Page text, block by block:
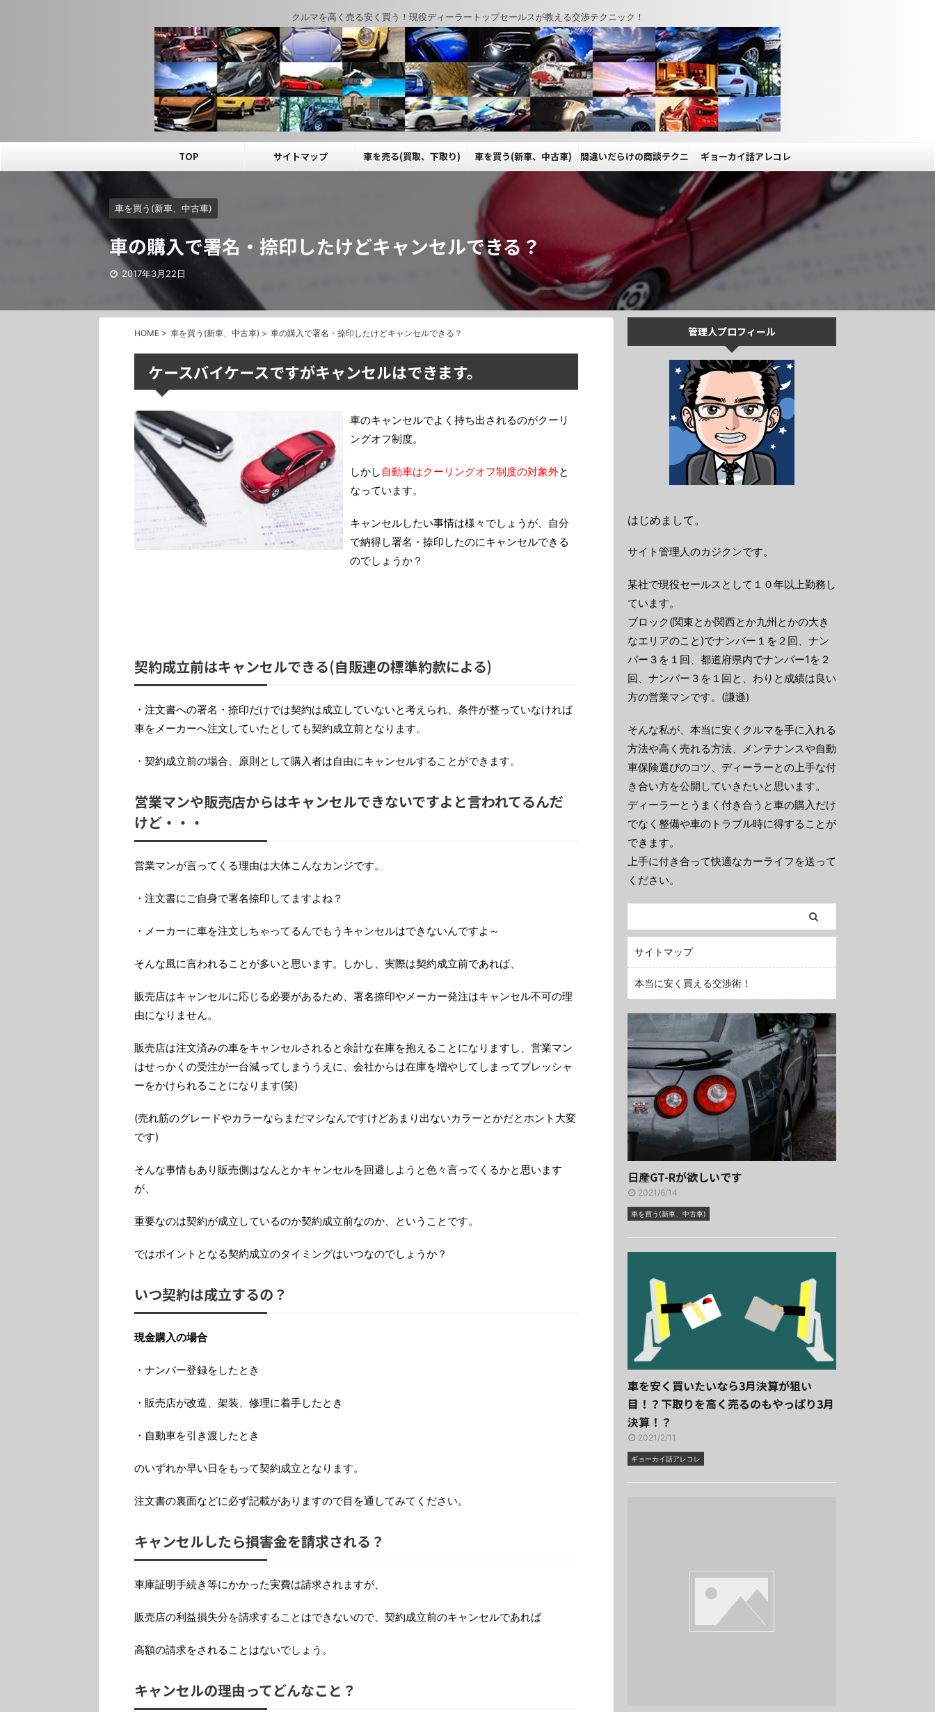
クルマを高く売る安く買う！現役ディーラートップセールスが教える交渉テクニック！
TOP サイトマップ 車を売る(買取、下取り) 車を買う(新車、中古車) 間違いだらけの商談テクニ ギョーカイ話アレコレ
車を買う(新車、中古車)
車の購入で署名・捺印したけどキャンセルできる？
2017年3月22日
HOME > 車を買う(新車、中古車) > 車の購入で署名・捺印したけどキャンセルできる？
ケースバイケースですがキャンセルはできます。
車のキャンセルでよく持ち出されるのがクーリ
ングオフ制度。
しかし 自動車はクーリングオフ制度の対象外と
なっています。
キャンセルしたい事情は様々でしょうが、自分
で納得し署名・捺印したのにキャンセルできる
のでしょうか？
契約成立前はキャンセルできる(自販連の標準約款による)
・注文書への署名・捺印だけでは契約は成立していないと考えられ、条件が整っていなければ
車をメーカーへ注文していたとしても契約成立前となります。
・契約成立前の場合、原則として購入者は自由にキャンセルすることができます。
営業マンや販売店からはキャンセルできないですよと言われてるんだ
けど・・・
営業マンが言ってくる理由は大体こんなカンジです。
・注文書にご自身で署名捺印してますよね？
・メーカーに車を注文しちゃってるんでもうキャンセルはできないんですよ～
そんな風に言われることが多いと思います。しかし、実際は契約成立前であれば、
販売店はキャンセルに応じる必要があるため、署名捺印やメーカー発注はキャンセル不可の理
由になりません。
販売店は注文済みの車をキャンセルされると余計な在庫を抱えることになりますし、営業マン
はせっかくの受注が一台減ってしまううえに、会社からは在庫を増やしてしまってプレッシャ
ーをかけられることになります(笑)
(売れ筋のグレードやカラーならまだマシなんですけどあまり出ないカラーとかだとホント大変
です)
そんな事情もあり販売側はなんとかキャンセルを回避しようと色々言ってくるかと思います
が、
重要なのは契約が成立しているのか契約成立前なのか、ということです。
ではポイントとなる契約成立のタイミングはいつなのでしょうか？
いつ契約は成立するの？
現金購入の場合
・ナンバー登録をしたとき
・販売店が改造、架装、修理に着手したとき
・自動車を引き渡したとき
のいずれか早い日をもって契約成立となります。
注文書の裏面などに必ず記載がありますので目を通してみてください。
キャンセルしたら損害金を請求される？
車庫証明手続き等にかかった実費は請求されますが、
販売店の利益損失分を請求することはできないので、契約成立前のキャンセルであれば
高額の請求をされることはないでしょう。
キャンセルの理由ってどんなこと？
管理人プロフィール
はじめまして。
サイト管理人のカジクンです。
某社で現役セールスとして１０年以上勤務し
ています。
ブロック(関東とか関西とか九州とかの大き
なエリアのこと)でナンバー１を２回、ナン
バー３を１回、都道府県内でナンバー1を２
回、ナンバー３を１回と、わりと成績は良い
方の営業マンです。(謙遜)
そんな私が、本当に安くクルマを手に入れる
方法や高く売れる方法、メンテナンスや自動
車保険選びのコツ、ディーラーとの上手な付
き合い方を公開していきたいと思います。
ディーラーとうまく付き合うと車の購入だけ
でなく整備や車のトラブル時に得することが
できます。
上手に付き合って快適なカーライフを送って
ください。
サイトマップ
本当に安く買える交渉術！
日産GT-Rが欲しいです
2021/6/14
車を買う(新車、中古車)
車を安く買いたいなら3月決算が狙い
目！？下取りを高く売るのもやっぱり3月
決算！？
2021/2/11
ギョーカイ話アレコレ